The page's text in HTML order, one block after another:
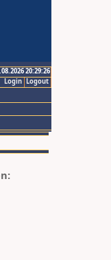
20:29:26
Logout
Login